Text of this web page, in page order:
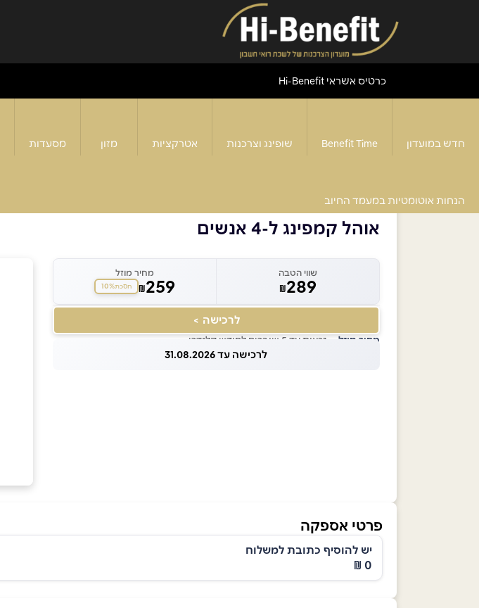
כרטיס אשראי Hi-Benefit
חדש במועדון Benefit Time שופינג וצרכנות אטרקציות מזון מסעדות
הנחות אוטומטיות במעמד החיוב
אוהל קמפינג ל-4 אנשים
שווי הטבה
₪289
מחיר מוזל
₪259 חסכת10%
לרכישה >
מחיר מוזל — זכאות עד 5 שוברים לחודש קלנדרי
לרכישה עד 31.08.2026
פרטי אספקה
יש להוסיף כתובת למשלוח
0 ₪